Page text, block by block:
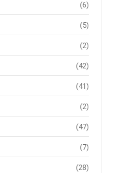
(6)
(5)
(2)
(42)
(41)
(2)
(47)
(7)
(28)